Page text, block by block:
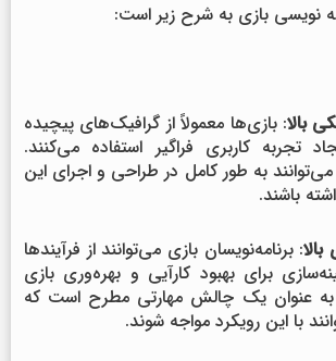
نویسی بازی به شرح زیر است:
بالا: بازی‌ها معمولاً از گرافیک‌های پیچیده
تجربه کاربری فراگیر استفاده می‌کنند.
می‌توانند به طور کامل در طراحی و اجرای این
باشند.
: برنامه‌نویسان بازی می‌توانند از فرآیندها
برای بهبود کارآیی و بهره‌وری بازی
به عنوان یک چالش مهارتی مطرح است که
با این رویکرد مواجه شوند.